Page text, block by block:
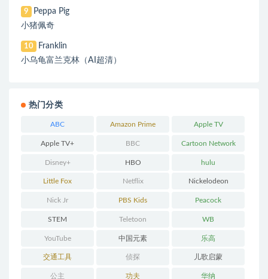
9
Peppa Pig
小猪佩奇
10
Franklin
小乌龟富兰克林（AI超清）
热门分类
ABC Amazon Prime Apple TV
Apple TV+ BBC Cartoon Network
Disney+ HBO hulu
Little Fox Netflix Nickelodeon
Nick Jr PBS Kids Peacock
STEM Teletoon WB
YouTube 中国元素 乐高
交通工具 侦探 儿歌启蒙
公主 功夫 华纳